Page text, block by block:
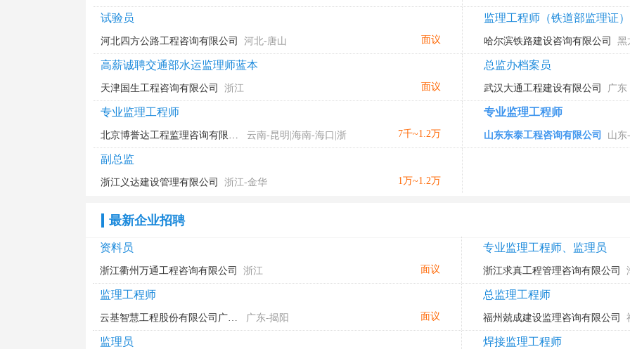
试验员
河北四方公路工程咨询有限公司 河北-唐山 面议
监理工程师（铁道部监理证）
哈尔滨铁路建设咨询有限公司 黑
高薪诚聘交通部水运监理师蓝本
天津国生工程咨询有限公司 浙江 面议
总监办档案员
武汉大通工程建设有限公司 广东
专业监理工程师
北京博誉达工程监理咨询有限公司
云南-昆明|海南-海口|浙
江-杭州
7千~1.2万
专业监理工程师
山东东泰工程咨询有限公司
山东
副总监
浙江义达建设管理有限公司 浙江-金华 1万~1.2万
最新企业招聘
资料员
浙江衢州万通工程咨询有限公司 浙江 面议
专业监理工程师、监理员
浙江求真工程管理咨询有限公司
监理工程师
云基智慧工程股份有限公司广东第二分公司 广东-揭阳 面议
总监理工程师
福州兢成建设监理咨询有限公司
建-宁德
监理员 焊接监理工程师